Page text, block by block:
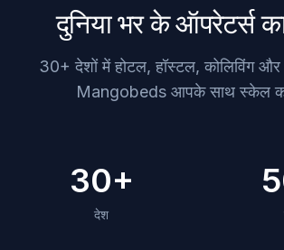
दुनिया भर के ऑपरेटर्स
30+ देशों में होटल, हॉस्टल, कोलिविंग
Mangobeds आपके साथ स्केल
30+
देश